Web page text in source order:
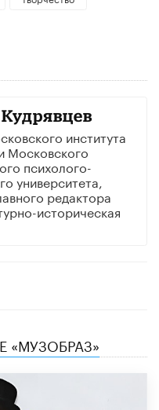
института
Московского
психолого-
университета,
редактора
историческая
«МУЗОБРАЗ»